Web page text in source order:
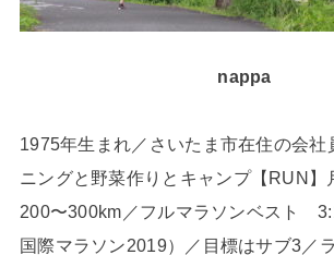
nappa
1975年生まれ／さいたま市在住の会社
ニングと野菜作りとキャンプ【RUN
200〜300km／フルマラソンベスト
国際マラソン2019）／目標はサブ3／